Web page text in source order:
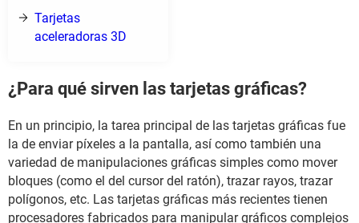
Tarjetas
aceleradoras 3D
¿Para qué sirven las tarjetas gráficas?
En un principio, la tarea principal de las tarjetas gráficas fue
la de enviar píxeles a la pantalla, así como también una
variedad de manipulaciones gráficas simples como mover
bloques (como el del cursor del ratón), trazar rayos, trazar
polígonos, etc. Las tarjetas gráficas más recientes tienen
procesadores fabricados para manipular gráficos complejos